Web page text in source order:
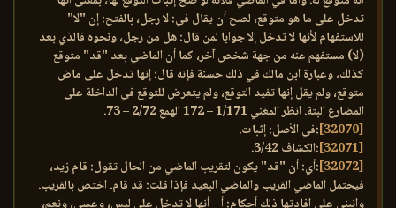
تدخل على ما هو متوقع، لصح أن يقال في: لا رجل، بالفتح: إن "لا"
للاستفهام لأنها لا تدخل إلا جوابا لمن قال: هل من رجل، ونحوه فالذي بعد
(لا) مستفهم عنه من جهة شخص آخر، كما أن الماضي بعد "قد" متوقع
كذلك، وعبارة ابن مالك في ذلك حسنة فإنه قال: إنها تدخل على ماض
متوقع، ولم يقل إنها تفيد التوقع، ولم يتعرض للتوقع في الداخلة على
المضارع البتة. انظر المغني 1/171 – 172 الهمع 2/72 – 73.
[32070]
:في الأصل: إثبات.
[32071]
:الكشاف 3/42.
[32072]
:أي: أن "قد" يكون لتقريب الماضي من الحال تقول: قام زيد،
فيحتمل الماضي القريب والماضي البعيد فإذا قلت: قد قام. اختص بالقريب.